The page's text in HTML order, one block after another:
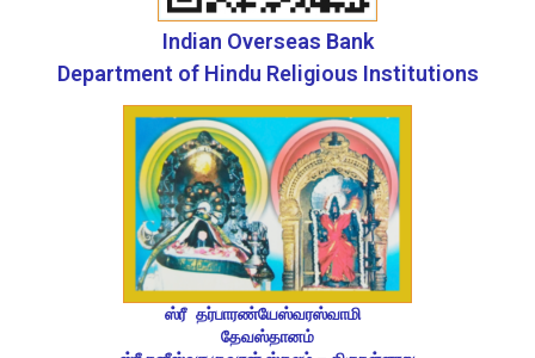
Indian Overseas Bank
Department of Hindu Religious Institutions
ஸ்ரீ தர்பாரண்யேஸ்வரஸ்வாமி
தேவஸ்தானம்